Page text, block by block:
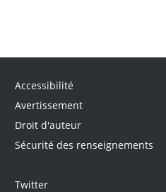
Accessibilité
Avertissement
Droit d'auteur
Sécurité des renseignements
Twitter